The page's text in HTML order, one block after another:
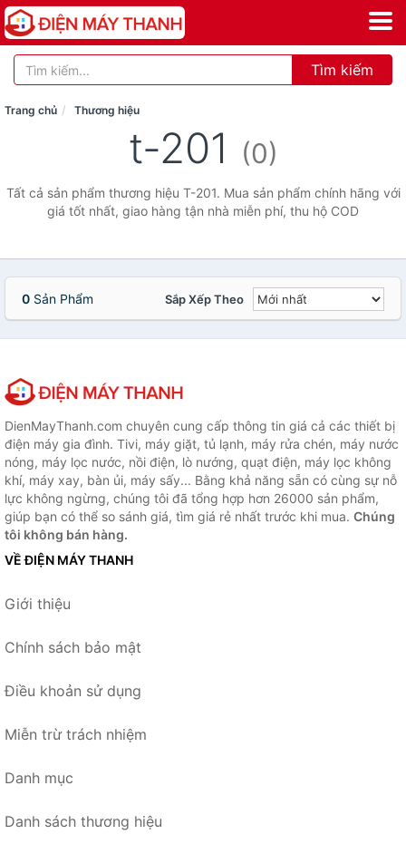
Tìm kiếm
Trang chủ Thương hiệu
t-201 (0)
Tất cả sản phẩm thương hiệu T-201. Mua sản phẩm chính hãng với
giá tốt nhất, giao hàng tận nhà miễn phí, thu hộ COD
0 Sản Phẩm Sắp Xếp Theo
DienMayThanh.com chuyên cung cấp thông tin giá cả các thiết bị
điện máy gia đình. Tivi, máy giặt, tủ lạnh, máy rửa chén, máy nước
nóng, máy lọc nước, nồi điện, lò nướng, quạt điện, máy lọc không
khí, máy xay, bàn ủi, máy sấy... Bằng khả năng sẵn có cùng sự nỗ
lực không ngừng, chúng tôi đã tổng hợp hơn 26000 sản phẩm,
giúp bạn có thể so sánh giá, tìm giá rẻ nhất trước khi mua. Chúng
tôi không bán hàng.
VỀ ĐIỆN MÁY THANH
Giới thiệu
Chính sách bảo mật
Điều khoản sử dụng
Miễn trừ trách nhiệm
Danh mục
Danh sách thương hiệu